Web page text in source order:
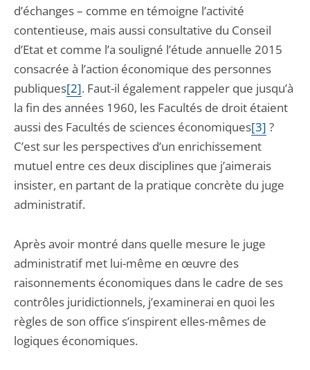
d’échanges – comme en témoigne l’activité
contentieuse, mais aussi consultative du Conseil
d’Etat et comme l’a souligné l’étude annuelle 2015
consacrée à l’action économique des personnes
publiques[2]. Faut-il également rappeler que jusqu’à
la fin des années 1960, les Facultés de droit étaient
aussi des Facultés de sciences économiques[3] ?
C’est sur les perspectives d’un enrichissement
mutuel entre ces deux disciplines que j’aimerais
insister, en partant de la pratique concrète du juge
administratif.
Après avoir montré dans quelle mesure le juge
administratif met lui-même en œuvre des
raisonnements économiques dans le cadre de ses
contrôles juridictionnels, j’examinerai en quoi les
règles de son office s’inspirent elles-mêmes de
logiques économiques.